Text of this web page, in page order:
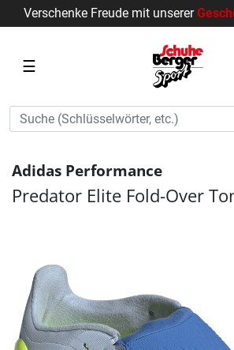
Verschenke Freude mit unserer
☰
Adidas Performance
Predator Elite Fold-Over